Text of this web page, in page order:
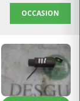
OCCASION